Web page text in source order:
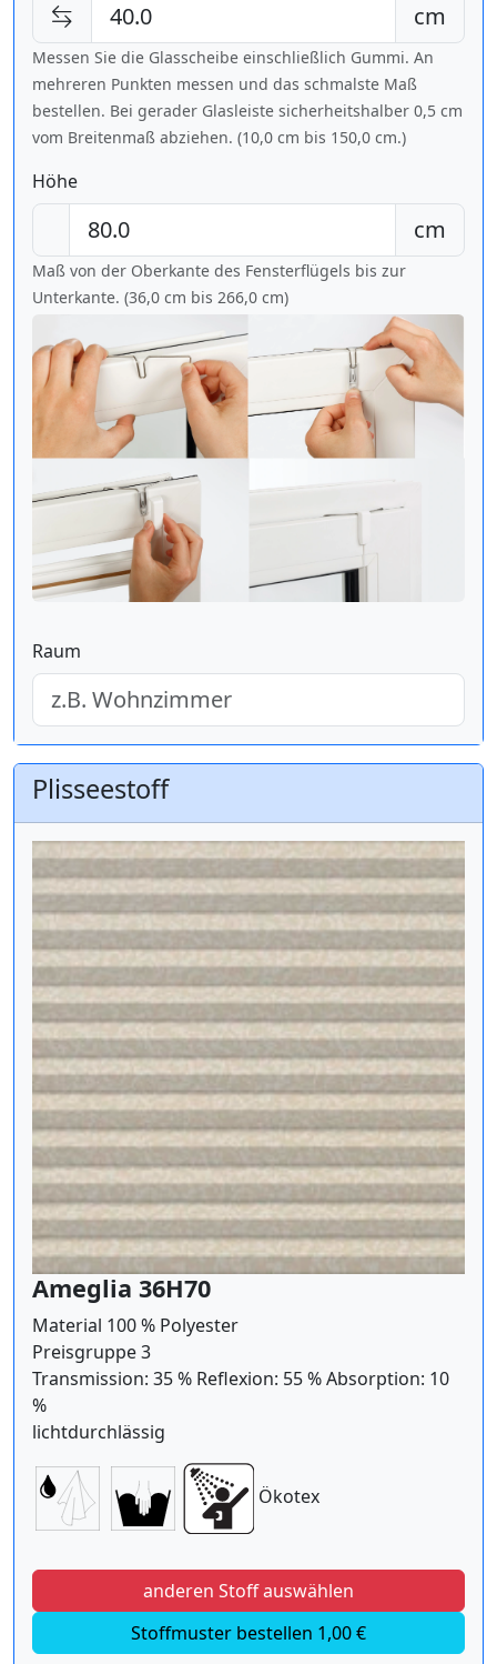
cm
Messen Sie die Glasscheibe einschließlich Gummi. An
mehreren Punkten messen und das schmalste Maß
bestellen. Bei gerader Glasleiste sicherheitshalber 0,5 cm
vom Breitenmaß abziehen. (10,0 cm bis 150,0 cm.)
Höhe
cm
Maß von der Oberkante des Fensterflügels bis zur
Unterkante. (36,0 cm bis 266,0 cm)
Raum
Plisseestoff
Ameglia 36H70
Material 100 % Polyester
Preisgruppe 3
Transmission: 35 % Reflexion: 55 % Absorption: 10
%
lichtdurchlässig
Ökotex
anderen Stoff auswählen
Stoffmuster bestellen 1,00 €